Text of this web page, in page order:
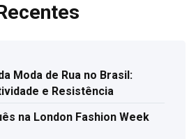
Moda de Rua no Brasil:
e Resistência
na London Fashion Week